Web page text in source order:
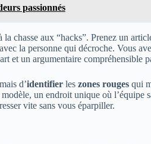
passionnés
la chasse aux “hacks”. Prenez un
la personne qui décroche. Vous
et un argumentaire compréhensible
d’identifier les zones rouges qui
un endroit unique où l’équipe
vite sans vous éparpiller.